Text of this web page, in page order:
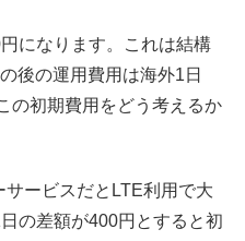
になります。これは結構
後の運用費用は海外1日
の初期費用をどう考えるか
ービスだとLTE利用で大
の差額が400円とすると初